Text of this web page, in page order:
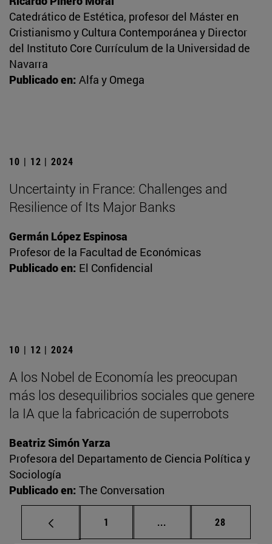
Catedrático de Estética, profesor del Máster en
Cristianismo y Cultura Contemporánea y Director
del Instituto Core Currículum de la Universidad de
Navarra
Publicado en: Alfa y Omega
10 | 12 | 2024
Uncertainty in France: Challenges and
Resilience of Its Major Banks
Germán López Espinosa
Profesor de la Facultad de Económicas
Publicado en: El Confidencial
10 | 12 | 2024
A los Nobel de Economía les preocupan
más los desequilibrios sociales que genere
la IA que la fabricación de superrobots
Beatriz Simón Yarza
Profesora del Departamento de Ciencia Política y
Sociología
Publicado en: The Conversation
Página
1 ... Páginas intermedias
Página
28